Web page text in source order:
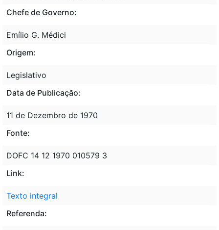
Chefe de Governo:
Emílio G. Médici
Origem:
Legislativo
Data de Publicação:
11 de Dezembro de 1970
Fonte:
DOFC 14 12 1970 010579 3
Link:
Texto integral
Referenda: